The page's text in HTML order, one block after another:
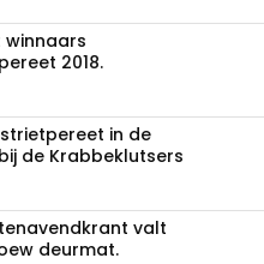
winnaars
2018.
in de
de Krabbeklutsers
valt
deurmat.